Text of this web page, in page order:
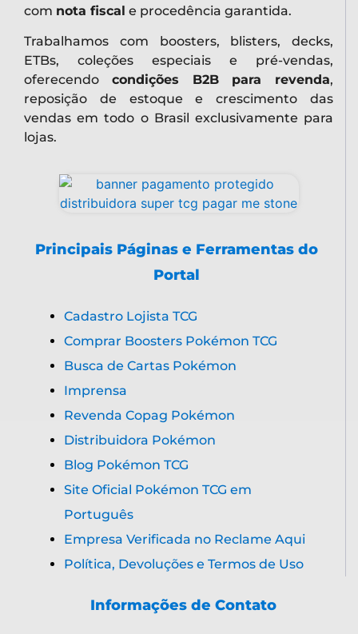
com nota fiscal e procedência garantida.
Trabalhamos com boosters, blisters, decks,
ETBs, coleções especiais e pré-vendas,
oferecendo condições B2B para revenda,
reposição de estoque e crescimento das
vendas em todo o Brasil exclusivamente para
lojas.
Principais Páginas e Ferramentas do
Portal
Cadastro Lojista TCG
Comprar Boosters Pokémon TCG
Busca de Cartas Pokémon
Imprensa
Revenda Copag Pokémon
Distribuidora Pokémon
Blog Pokémon TCG
Site Oficial Pokémon TCG em
Português
Empresa Verificada no Reclame Aqui
Política, Devoluções e Termos de Uso
Informações de Contato